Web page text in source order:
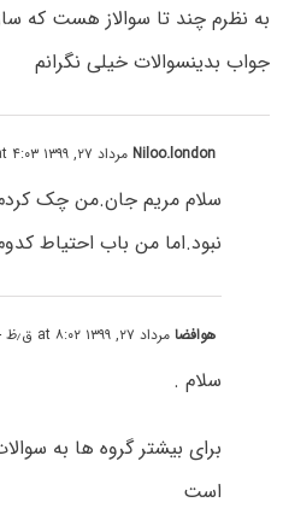
به نظرم چند تا سوالاز هست که
جواب بدینسوالات خیلی نگرانم
Niloo.londonمرداد ۲۷, ۱۳۹۹ at ۴:۰۳ ق٫ظ
سلام مریم جان.من چک
نبود.اما من باب احتیاط
هوافضامرداد ۲۷, ۱۳۹۹ at ۸:۰۲ ق٫ظ
سلام .
برای بیشتر گروه ها به
است